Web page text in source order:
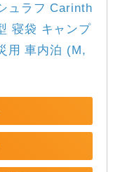
ュラフ Carinth
寝袋 キャンプ
用 車内泊 (M,